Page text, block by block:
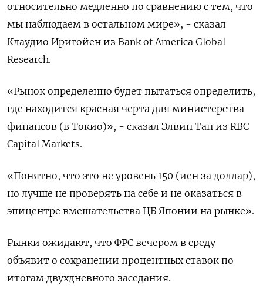
относительно медленно по сравнению с тем, что
мы наблюдаем в остальном мире», - сказал
Клаудио Иригойен из Bank of America Global
Research.
«Рынок определенно будет пытаться определить,
где находится красная черта для министерства
финансов (в Токио)», - сказал Элвин Тан из RBC
Capital Markets.
«Понятно, что это не уровень 150 (иен за доллар),
но лучше не проверять на себе и не оказаться в
эпицентре вмешательства ЦБ Японии на рынке».
Рынки ожидают, что ФРС вечером в среду
объявит о сохранении процентных ставок по
итогам двухдневного заседания.